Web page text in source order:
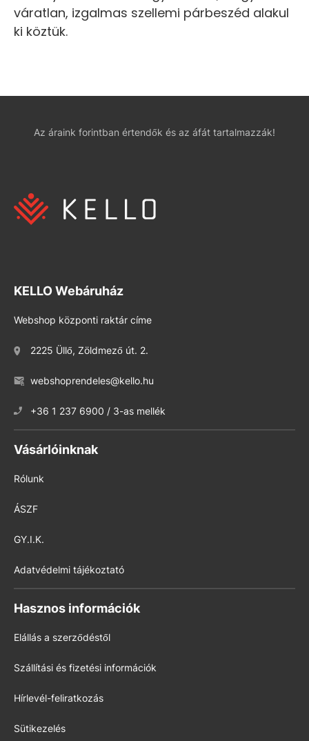
váratlan, izgalmas szellemi párbeszéd alakul
ki köztük.
Az áraink forintban értendők és az áfát tartalmazzák!
KELLO Webáruház
Webshop központi raktár címe
2225 Üllő, Zöldmező út. 2.
webshoprendeles@kello.hu
+36 1 237 6900 / 3-as mellék
Vásárlóinknak
Rólunk
ÁSZF
GY.I.K.
Adatvédelmi tájékoztató
Hasznos információk
Elállás a szerződéstől
Szállítási és fizetési információk
Hírlevél-feliratkozás
Sütikezelés